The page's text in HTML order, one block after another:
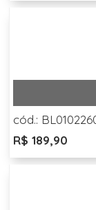
cód.:
R$ 189,90